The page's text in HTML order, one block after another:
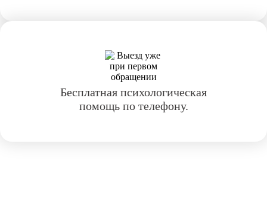
Бесплатная психологическая
помощь по телефону.